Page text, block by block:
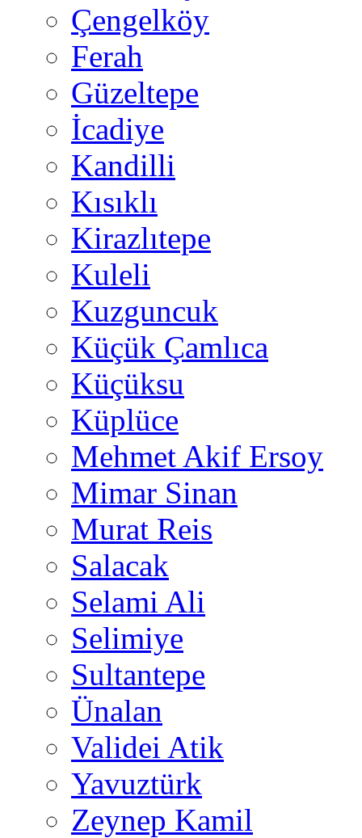
Çengelköy
Ferah
Güzeltepe
İcadiye
Kandilli
Kısıklı
Kirazlıtepe
Kuleli
Kuzguncuk
Küçük Çamlıca
Küçüksu
Küplüce
Mehmet Akif Ersoy
Mimar Sinan
Murat Reis
Salacak
Selami Ali
Selimiye
Sultantepe
Ünalan
Validei Atik
Yavuztürk
Zeynep Kamil